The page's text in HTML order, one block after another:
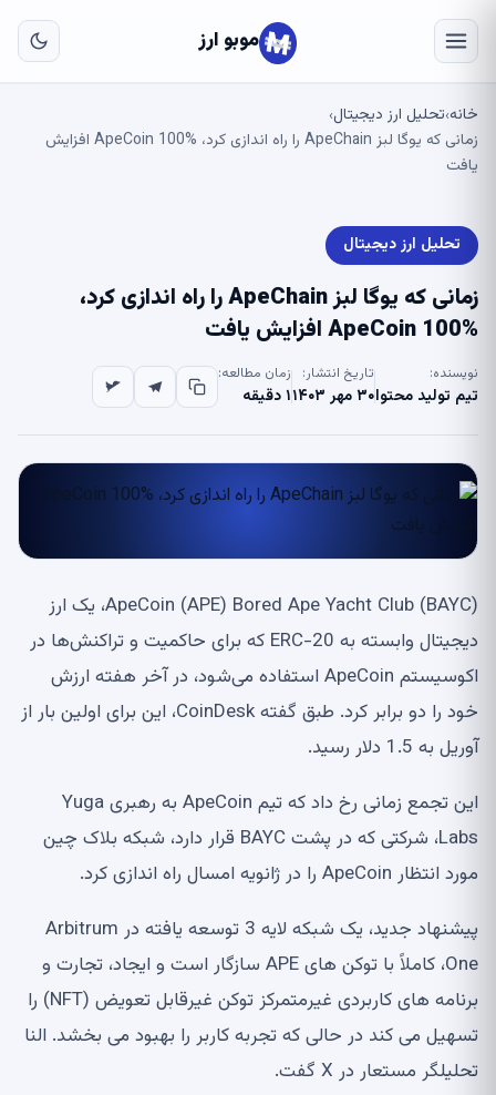
موبو ارز
خانه›تحلیل ارز دیجیتال›
زمانی که یوگا لبز ApeChain را راه اندازی کرد، ApeCoin 100% افزایش
یافت
تحلیل ارز دیجیتال
زمانی که یوگا لبز ApeChain را راه اندازی کرد،
ApeCoin 100% افزایش یافت
نویسنده:
تیم تولید محتوا
تاریخ انتشار:
۳۰ مهر ۱۴۰۳
زمان مطالعه:
۱ دقیقه
ApeCoin (APE) Bored Ape Yacht Club (BAYC)، یک ارز
دیجیتال وابسته به ERC-20 که برای حاکمیت و تراکنش‌ها در
اکوسیستم ApeCoin استفاده می‌شود، در آخر هفته ارزش
خود را دو برابر کرد. طبق گفته CoinDesk، این برای اولین بار از
آوریل به 1.5 دلار رسید.
این تجمع زمانی رخ داد که تیم ApeCoin به رهبری Yuga
Labs، شرکتی که در پشت BAYC قرار دارد، شبکه بلاک چین
مورد انتظار ApeCoin را در ژانویه امسال راه اندازی کرد.
پیشنهاد جدید، یک شبکه لایه 3 توسعه یافته در Arbitrum
One، کاملاً با توکن های APE سازگار است و ایجاد، تجارت و
برنامه های کاربردی غیرمتمرکز توکن غیرقابل تعویض (NFT) را
تسهیل می کند در حالی که تجربه کاربر را بهبود می بخشد. النا
تحلیلگر مستعار در X گفت.